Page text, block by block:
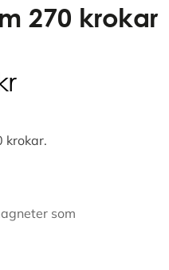
270 krokar
krokar.
som